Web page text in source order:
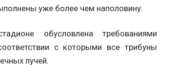
уже более чем наполовину.
обусловлена требованиями
с которыми все трибуны
лучей.